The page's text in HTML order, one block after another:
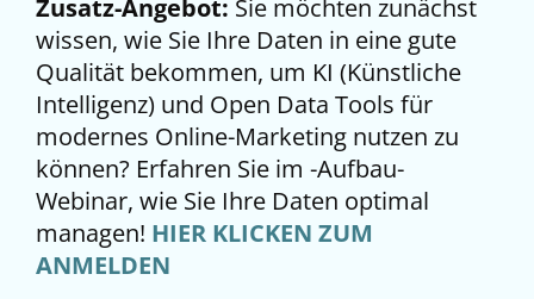
Zusatz-Angebot: Sie möchten zunächst
wissen, wie Sie Ihre Daten in eine gute
Qualität bekommen, um KI (Künstliche
Intelligenz) und Open Data Tools für
modernes Online-Marketing nutzen zu
können? Erfahren Sie im -Aufbau-
Webinar, wie Sie Ihre Daten optimal
managen! HIER KLICKEN ZUM
ANMELDEN